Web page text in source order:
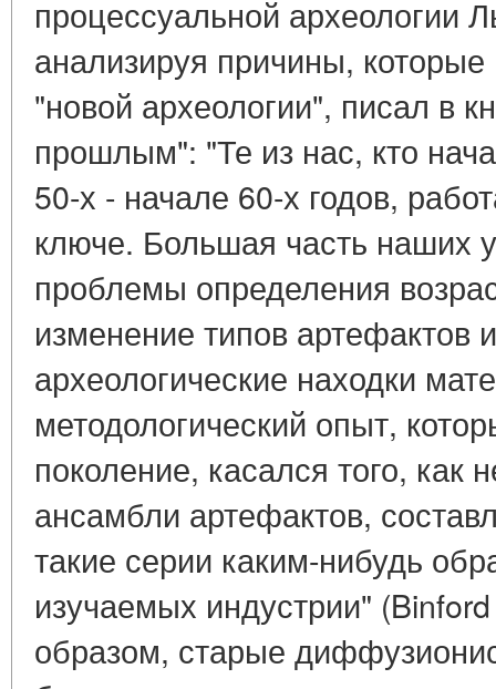
процессуальной археологии
анализируя причины,
"новой археологии", писал в
прошлым": "Те из нас, кто
50-х - начале 60-х годов,
ключе. Большая часть наших
проблемы определения
изменение типов
археологические находки
методологический опыт,
поколение, касался того, как
ансамбли артефактов,
такие серии каким-нибудь
изучаемых индустрии"
образом, старые